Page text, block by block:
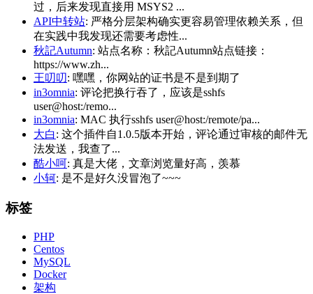
过，后来发现直接用 MSYS2 ...
API中转站: 严格分层架构确实更容易管理依赖关系，但
在实践中我发现还需要考虑性...
秋記Autumn: 站点名称：秋記Autumn站点链接：
https://www.zh...
王叨叨: 嘿嘿，你网站的证书是不是到期了
in3omnia: 评论把换行吞了，应该是sshfs
user@host:/remo...
in3omnia: MAC 执行sshfs user@host:/remote/pa...
大白: 这个插件自1.0.5版本开始，评论通过审核的邮件无
法发送，我查了...
酷小呵: 真是大佬，文章浏览量好高，羡慕
小轲: 是不是好久没冒泡了~~~
标签
PHP
Centos
MySQL
Docker
架构